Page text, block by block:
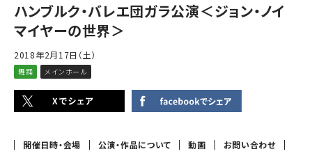
ハンブルク・バレエ団ガラ公演＜ジョン・ノイ
マイヤーの世界＞
2018年2月17日（土）
舞踊 メインホール
開催日時・会場 公演・作品について 動画
お問い合わせ